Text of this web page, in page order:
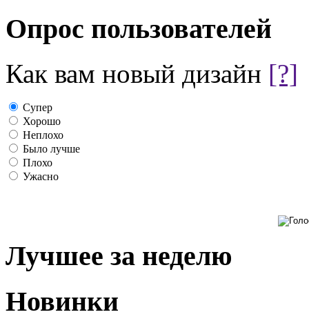
Опрос пользователей
Как вам новый дизайн [?]
Супер
Хорошо
Неплохо
Было лучше
Плохо
Ужасно
Лучшее за неделю
Новинки